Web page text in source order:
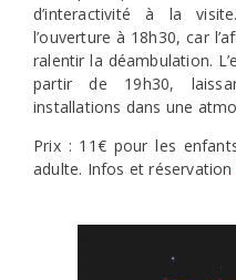
d’interactivité à la
l’ouverture à 18h30, car
ralentir la déambulation.
partir de 19h30,
installations dans une
Prix : 11€ pour les
adulte. Infos et réservation